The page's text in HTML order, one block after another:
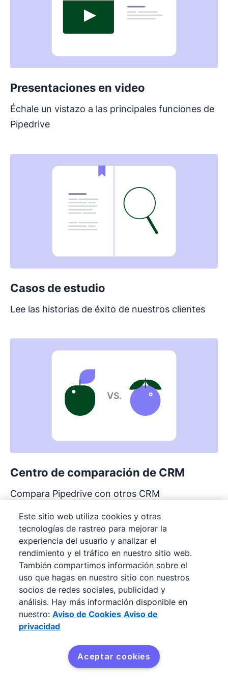
Presentaciones en video
Échale un vistazo a las principales funciones de
Pipedrive
Casos de estudio
Lee las historias de éxito de nuestros clientes
Centro de comparación de CRM
Compara Pipedrive con otros CRM
Preguntas frecuentes
sobre el software de ventas
¿Qué es un software de ventas?
Las empresas utilizan innumerables herramientas de
para diferentes necesidades. ElPruébalo gratis
Este sitio web utiliza cookies y otras
tecnologías de rastreo para mejorar la
experiencia del usuario y analizar el
rendimiento y el tráfico en nuestro sitio web.
También compartimos información sobre el
uso que hagas en nuestro sitio con nuestros
socios de redes sociales, publicidad y
análisis. Hay más información disponible en
nuestro: Aviso de Cookies Aviso de
privacidad
Aceptar cookies